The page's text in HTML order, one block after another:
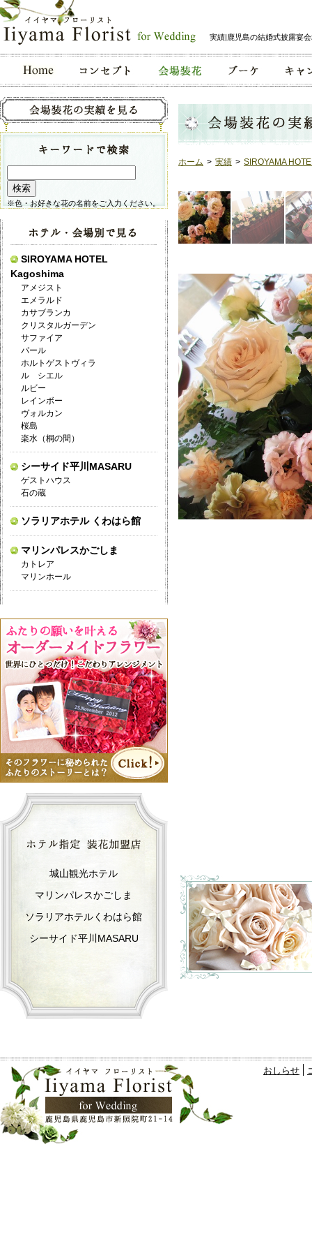
実績|鹿児島の結婚式披露宴
ホーム > 実績 > SIROYAMA
※色・お好きな花の名前をご入力ください。
SIROYAMA HOTEL
Kagoshima
アメジスト
エメラルド
カサブランカ
クリスタルガーデン
サファイア
パール
ホルトゲストヴィラ
ル シエル
ルビー
レインボー
ヴォルカン
桜島
楽水（桐の間）
シーサイド平川MASARU
ゲストハウス
石の蔵
ソラリアホテル くわはら館
マリンパレスかごしま
カトレア
マリンホール
城山観光ホテル
マリンパレスかごしま
ソラリアホテルくわはら館
シーサイド平川MASARU
おしらせ